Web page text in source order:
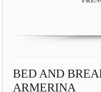
ARMERINA